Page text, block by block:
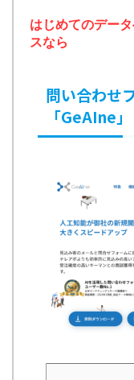
はじめてのデー
スなら
問い合わせ
「GeAIne」